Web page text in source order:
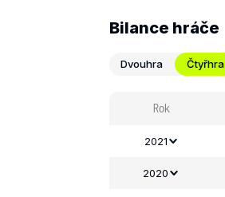
Bilance hráče
Dvouhra Čtyřhra
Rok
2021
2020